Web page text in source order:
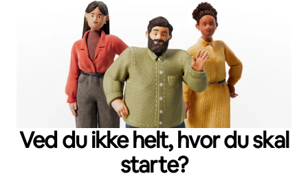
Ved du ikke helt, hvor du skal
starte?